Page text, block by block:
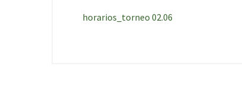
horarios_torneo 02.06